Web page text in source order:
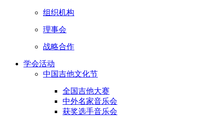
组织机构
理事会
战略合作
学会活动
中国吉他文化节
全国吉他大赛
中外名家音乐会
获奖选手音乐会